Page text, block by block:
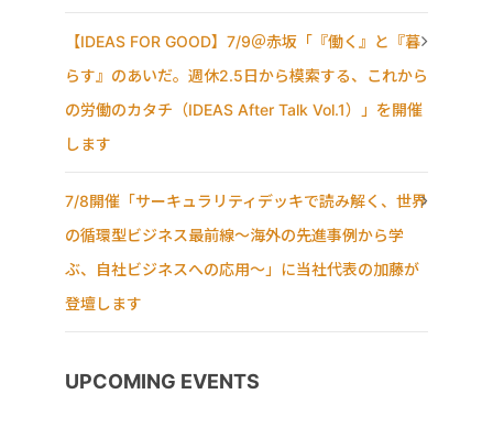
【IDEAS FOR GOOD】7/9＠赤坂「『働く』と『暮
らす』のあいだ。週休2.5日から模索する、これから
の労働のカタチ（IDEAS After Talk Vol.1）」を開催
します
7/8開催「サーキュラリティデッキで読み解く、世界
の循環型ビジネス最前線〜海外の先進事例から学
ぶ、自社ビジネスへの応用〜」に当社代表の加藤が
登壇します
UPCOMING EVENTS